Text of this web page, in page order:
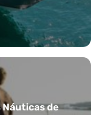
Náuticas de